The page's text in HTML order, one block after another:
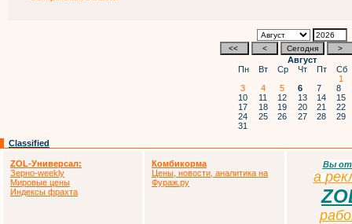
Август
Пн
Вт Ср Чт Пт Сб
1
3
4 5 6 7 8
10
11 12 13 14 15
17
18 19 20 21 22
24
25 26 27 28 29
31
Classified
ZOL-Универсал:
Зерно-weekly
Мировые цены
Индексы фрахта
Комбикорма
Цены, новости, аналитика на
Фураж.ру
Вы
а р